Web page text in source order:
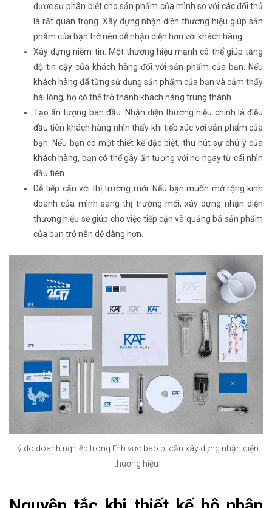
được sự phân biệt cho sản phẩm của mình so với các đối thủ
là rất quan trọng. Xây dựng nhận diện thương hiệu giúp sản
phẩm của bạn trở nên dễ nhận diện hơn với khách hàng.
Xây dựng niềm tin: Một thương hiệu mạnh có thể giúp tăng
độ tin cậy của khách hàng đối với sản phẩm của bạn. Nếu
khách hàng đã từng sử dụng sản phẩm của bạn và cảm thấy
hài lòng, họ có thể trở thành khách hàng trung thành.
Tạo ấn tượng ban đầu: Nhận diện thương hiệu chính là điều
đầu tiên khách hàng nhìn thấy khi tiếp xúc với sản phẩm của
bạn. Nếu bạn có một thiết kế đặc biệt, thu hút sự chú ý của
khách hàng, bạn có thể gây ấn tượng với họ ngay từ cái nhìn
đầu tiên.
Dễ tiếp cận với thị trường mới: Nếu bạn muốn mở rộng kinh
doanh của mình sang thị trường mới, xây dựng nhận diện
thương hiệu sẽ giúp cho việc tiếp cận và quảng bá sản phẩm
của bạn trở nên dễ dàng hơn.
Lý do doanh nghiệp trong lĩnh vực bao bì cần xây dựng nhận diện
thương hiệu